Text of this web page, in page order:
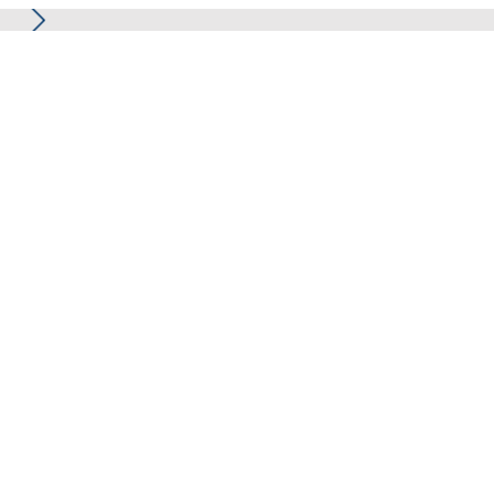
limiter les obligations qui ne peuvent, en fonction des lois
applicables, être exclues ou limitées.